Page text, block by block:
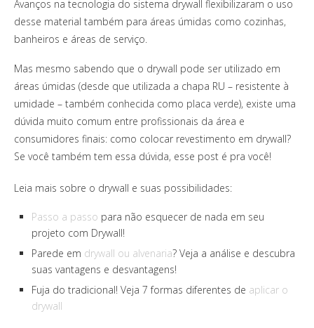
Avanços na tecnologia do sistema drywall flexibilizaram o uso
desse material também para áreas úmidas como cozinhas,
banheiros e áreas de serviço.
Mas mesmo sabendo que o drywall pode ser utilizado em
áreas úmidas (desde que utilizada a chapa RU – resistente à
umidade – também conhecida como placa verde), existe uma
dúvida muito comum entre profissionais da área e
consumidores finais: como colocar revestimento em drywall?
Se você também tem essa dúvida, esse post é pra você!
Leia mais sobre o drywall e suas possibilidades:
Passo a passo para não esquecer de nada em seu
projeto com Drywall!
Parede em drywall ou alvenaria? Veja a análise e descubra
suas vantagens e desvantagens!
Fuja do tradicional! Veja 7 formas diferentes de aplicar o
drywall